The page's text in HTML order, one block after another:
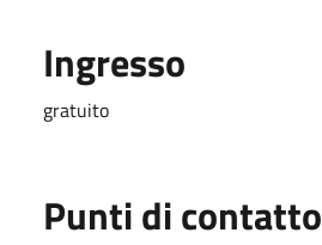
Ingresso
gratuito
Punti di contatto